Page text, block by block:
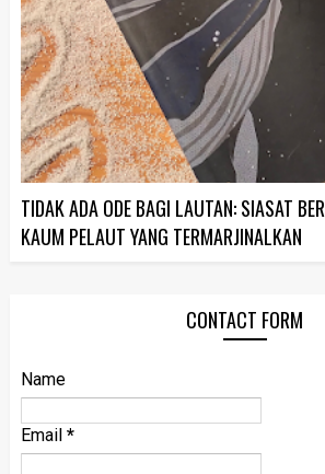
TIDAK ADA ODE BAGI LAUTAN: SIASAT
KAUM PELAUT YANG TERMARJINALKAN
CONTACT FORM
Name
Email *